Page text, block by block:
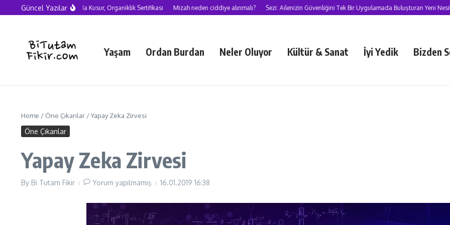
Skip to content
Güncel Yazılar
Yapay Zekâ Çağında Kusur, Organiklik Sertifikası Mizah neden ciddiye alınmalı? Sezi: Ailenizin Güvenliğini Tek Bir Uygulamada Buluşturan Yeni Nesil Süper
Yaşam Ordan Burdan Neler Oluyor Kültür & Sanat İyi Yedik Bizden
Home / Öne Çıkanlar /Yapay Zeka Zirvesi
Öne Çıkanlar
Yapay Zeka Zirvesi
By Bi Tutam Fikir Yorum yapılmamış 16.01.2019 16:38